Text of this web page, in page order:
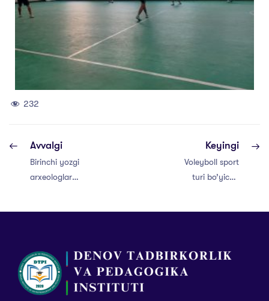
232
Avvalgi
Birinchi yozgi
arxeologlar
Keyingi
Voleyboll sport
turi bo’yicha